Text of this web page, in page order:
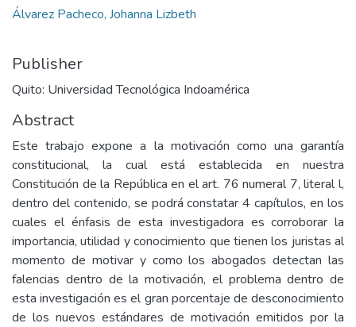
Álvarez Pacheco, Johanna Lizbeth
Publisher
Quito: Universidad Tecnológica Indoamérica
Abstract
Este trabajo expone a la motivación como una garantía
constitucional, la cual está establecida en nuestra
Constitución de la República en el art. 76 numeral 7, literal l,
dentro del contenido, se podrá constatar 4 capítulos, en los
cuales el énfasis de esta investigadora es corroborar la
importancia, utilidad y conocimiento que tienen los juristas al
momento de motivar y como los abogados detectan las
falencias dentro de la motivación, el problema dentro de
esta investigación es el gran porcentaje de desconocimiento
de los nuevos estándares de motivación emitidos por la